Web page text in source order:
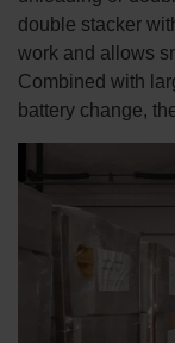
double stacker
work and allows
Combined with
battery change,